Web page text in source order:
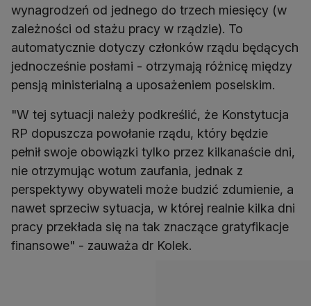
wynagrodzeń od jednego do trzech miesięcy (w
zależności od stażu pracy w rządzie). To
automatycznie dotyczy członków rządu będących
jednocześnie posłami - otrzymają różnicę między
pensją ministerialną a uposażeniem poselskim.
"W tej sytuacji należy podkreślić, że Konstytucja
RP dopuszcza powołanie rządu, który będzie
pełnił swoje obowiązki tylko przez kilkanaście dni,
nie otrzymując wotum zaufania, jednak z
perspektywy obywateli może budzić zdumienie, a
nawet sprzeciw sytuacja, w której realnie kilka dni
pracy przekłada się na tak znaczące gratyfikacje
finansowe" - zauważa dr Kolek.